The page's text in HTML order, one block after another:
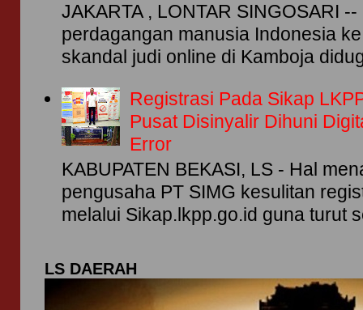
JAKARTA , LONTAR SINGOSARI
perdagangan manusia Indonesia
skandal judi online di Kamboja
Registrasi Pada Sikap
Pusat Disinyalir Dihuni
Error
KABUPATEN BEKASI, LS - Hal
pengusaha PT SIMG kesulitan
melalui Sikap.lkpp.go.id guna turut
LS DAERAH